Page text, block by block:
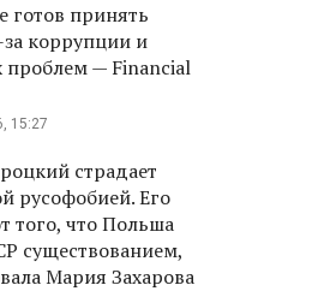
готов принять
коррупции и
проблем — Financial
15:27
страдает
русофобией. Его
того, что Польша
существованием,
Мария Захарова